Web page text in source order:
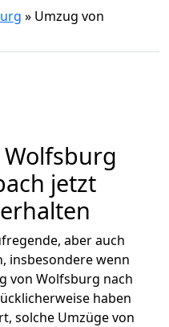
» Umzug von
jetzt
aber auch
insbesondere wenn
von Wolfsburg nach
haben
solche Umzüge von